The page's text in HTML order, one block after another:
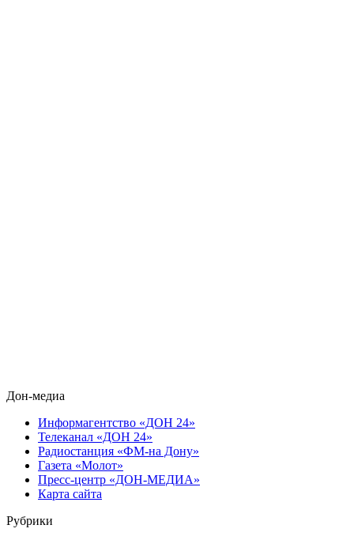
Дон-медиа
Информагентство «ДОН 24»
Телеканал «ДОН 24»
Радиостанция «ФМ-на Дону»
Газета «Молот»
Пресс-центр «ДОН-МЕДИА»
Карта сайта
Рубрики